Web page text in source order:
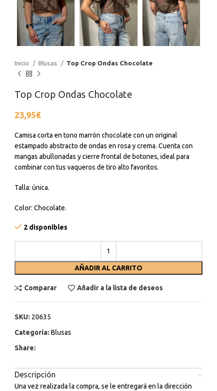
Inicio Blusas Top Crop Ondas Chocolate
Top Crop Ondas Chocolate
23,95€
Camisa corta en tono marrón chocolate con un original
estampado abstracto de ondas en rosa y crema. Cuenta con
mangas abullonadas y cierre frontal de botones, ideal para
combinar con tus vaqueros de tiro alto favoritos.
Talla: única.
Color: Chocolate.
2 disponibles
AÑADIR AL CARRITO
Comparar Añadir a la lista de deseos
SKU: 20635
Categoría: Blusas
Share:
Descripción
Una vez realizada la compra, se le entregará en la dirección